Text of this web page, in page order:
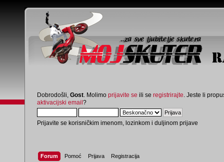
Dobrodošli, Gost . Molimo prijavite se ili se registrirajte . Jeste li
aktivacijski email?
Prijavite se korisničkim imenom, lozinkom i duljinom prijave
Forum Pomoć Prijava Registracija